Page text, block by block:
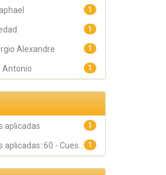
1
1
1
Alexandre
1
Antonio
1
aplicadas
1
aplicadas::60 - Cues...